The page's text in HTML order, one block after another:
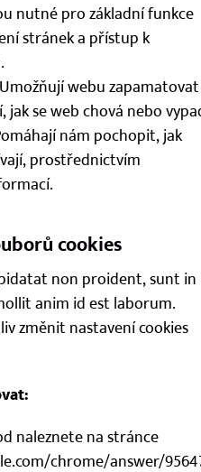
nutné pro základní funkce
stránek a přístup k
Umožňují webu
se web chová nebo
nám pochopit, jak
prostřednictvím
cookies
non proident, sunt in
anim id est laborum.
změnit nastavení cookies
naleznete na stránce
chrome/answer/